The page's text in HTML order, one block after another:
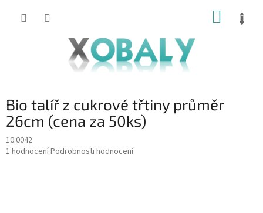
KOŠÍK
Bio talíř z cukrové třtiny průměr
26cm (cena za 50ks)
10.0042
Průměrné
1 hodnoceníPodrobnosti hodnocení